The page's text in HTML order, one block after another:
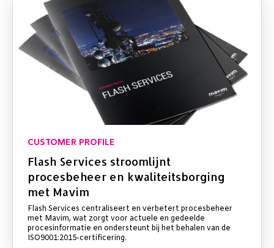
CUSTOMER PROFILE
Flash Services stroomlijnt
procesbeheer en kwaliteitsborging
met Mavim
Flash Services centraliseert en verbetert procesbeheer
met Mavim, wat zorgt voor actuele en gedeelde
procesinformatie en ondersteunt bij het behalen van de
ISO9001:2015-certificering.